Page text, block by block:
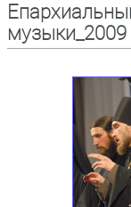
музыки_2009